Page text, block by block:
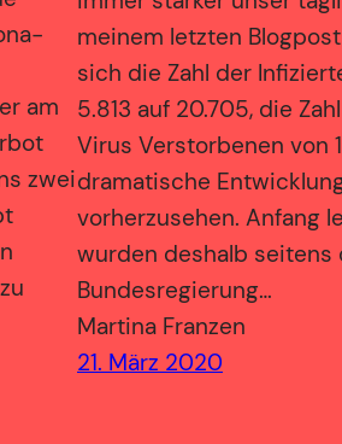
am
zwei
meinem letzten
sich die Zahl der
5.813 auf 20.705, die
Virus Verstorbenen von
dramatische
vorherzusehen. Anfang
wurden deshalb seitens
Bundesregierung…
Martina Franzen
21. März 2020